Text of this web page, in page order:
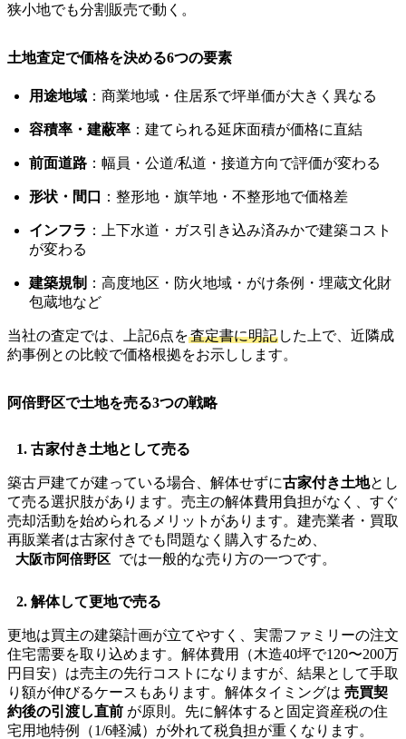
狭小地でも分割販売で動く。
土地査定で価格を決める6つの要素
用途地域 ：商業地域・住居系で坪単価が大きく異なる
容積率・建蔽率 ：建てられる延床面積が価格に直結
前面道路 ：幅員・公道/私道・接道方向で評価が変わる
形状・間口 ：整形地・旗竿地・不整形地で価格差
インフラ ：上下水道・ガス引き込み済みかで建築コスト
が変わる
建築規制 ：高度地区・防火地域・がけ条例・埋蔵文化財
包蔵地など
当社の査定では、上記6点を査定書に明記 した上で、近隣成
約事例との比較で価格根拠をお示しします。
阿倍野区で土地を売る3つの戦略
1. 古家付き土地として売る
築古戸建てが建っている場合、解体せずに古家付き土地とし
て売る選択肢があります。売主の解体費用負担がなく、すぐ
売却活動を始められるメリットがあります。建売業者・買取
再販業者は古家付きでも問題なく購入するため、
大阪市阿倍野区 では一般的な売り方の一つです。
2. 解体して更地で売る
更地は買主の建築計画が立てやすく、実需ファミリーの注文
住宅需要を取り込めます。解体費用（木造40坪で120〜200万
円目安）は売主の先行コストになりますが、結果として手取
り額が伸びるケースもあります。解体タイミングは 売買契
約後の引渡し直前 が原則。先に解体すると固定資産税の住
宅用地特例（1/6軽減）が外れて税負担が重くなります。